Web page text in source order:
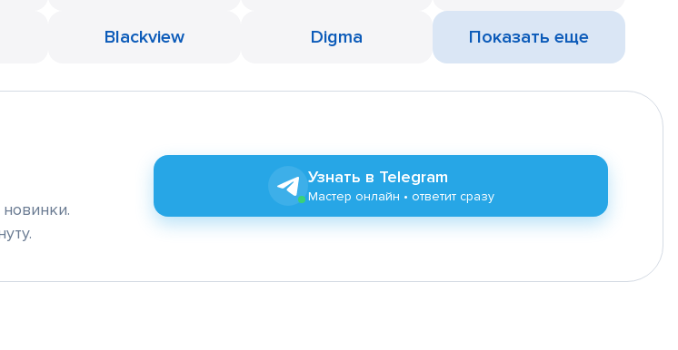
Blackview Digma Показать еще
Узнать в Telegram
Мастер онлайн • ответит сразу